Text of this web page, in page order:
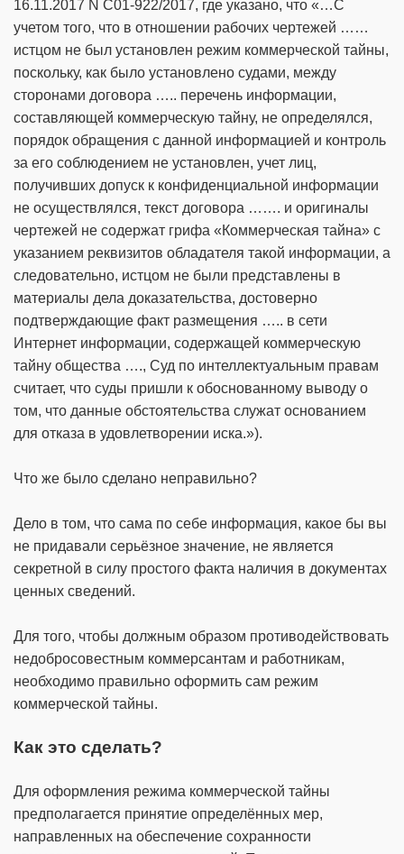
16.11.2017 N С01-922/2017, где указано, что «…С
учетом того, что в отношении рабочих чертежей ……
истцом не был установлен режим коммерческой тайны,
поскольку, как было установлено судами, между
сторонами договора ….. перечень информации,
составляющей коммерческую тайну, не определялся,
порядок обращения с данной информацией и контроль
за его соблюдением не установлен, учет лиц,
получивших допуск к конфиденциальной информации
не осуществлялся, текст договора ……. и оригиналы
чертежей не содержат грифа «Коммерческая тайна» с
указанием реквизитов обладателя такой информации, а
следовательно, истцом не были представлены в
материалы дела доказательства, достоверно
подтверждающие факт размещения ….. в сети
Интернет информации, содержащей коммерческую
тайну общества …., Суд по интеллектуальным правам
считает, что суды пришли к обоснованному выводу о
том, что данные обстоятельства служат основанием
для отказа в удовлетворении иска.»).
Что же было сделано неправильно?
Дело в том, что сама по себе информация, какое бы вы
не придавали серьёзное значение, не является
секретной в силу простого факта наличия в документах
ценных сведений.
Для того, чтобы должным образом противодействовать
недобросовестным коммерсантам и работникам,
необходимо правильно оформить сам режим
коммерческой тайны.
Как это сделать?
Для оформления режима коммерческой тайны
предполагается принятие определённых мер,
направленных на обеспечение сохранности